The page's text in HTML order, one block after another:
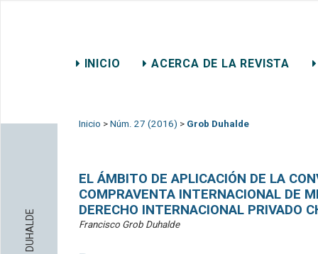
INICIO ACERCA DE LA REVISTA
Inicio > Núm. 27 (2016) > Grob Duhalde
EL ÁMBITO DE APLICACIÓN DE LA
COMPRAVENTA INTERNACIONAL DE
DERECHO INTERNACIONAL PRIVADO
Francisco Grob Duhalde